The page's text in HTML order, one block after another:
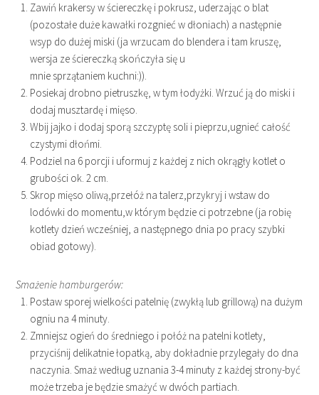
Zawiń krakersy w ściereczkę i pokrusz, uderzając o blat
(pozostałe duże kawałki rozgnieć w dłoniach) a następnie
wsyp do dużej miski (ja wrzucam do blendera i tam kruszę,
wersja ze ściereczką skończyła się u
mnie sprzątaniem kuchni:)).
Posiekaj drobno pietruszkę, w tym łodyżki. Wrzuć ją do miski i
dodaj musztardę i mięso.
Wbij jajko i dodaj sporą szczyptę soli i pieprzu,ugnieć całość
czystymi dłońmi.
Podziel na 6 porcji i uformuj z każdej z nich okrągły kotlet o
grubości ok. 2 cm.
Skrop mięso oliwą,przełóż na talerz,przykryj i wstaw do
lodówki do momentu,w którym będzie ci potrzebne (ja robię
kotlety dzień wcześniej, a następnego dnia po pracy szybki
obiad gotowy).
Smażenie hamburgerów:
Postaw sporej wielkości patelnię (zwykłą lub grillową) na dużym
ogniu na 4 minuty.
Zmniejsz ogień do średniego i połóż na patelni kotlety,
przyciśnij delikatnie łopatką, aby dokładnie przylegały do dna
naczynia. Smaż według uznania 3-4 minuty z każdej strony-być
może trzeba je będzie smażyć w dwóch partiach.